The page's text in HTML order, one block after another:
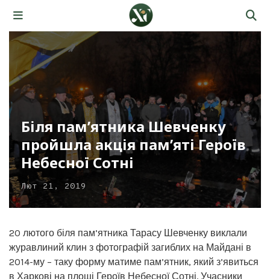
Біля пам’ятника Шевченку
пройшла акція пам’яті Героїв
Небесної Сотні
Лют 21, 2019
20 лютого біля пам’ятника Тарасу Шевченку виклали
журавлиний клин з фотографій загиблих на Майдані в
2014-му – таку форму матиме пам’ятник, який з’явиться
в Харкові на площі Героїв Небесної Сотні. Учасники